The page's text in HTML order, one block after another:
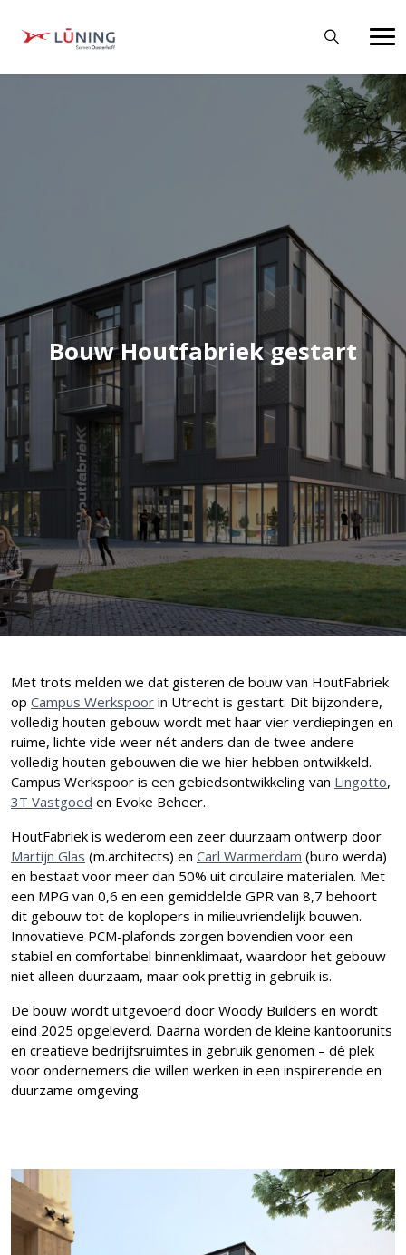
Bouw Houtfabriek gestart
Met trots melden we dat gisteren de bouw van HoutFabriek
op Campus Werkspoor in Utrecht is gestart. Dit bijzondere,
volledig houten gebouw wordt met haar vier verdiepingen en
ruime, lichte vide weer nét anders dan de twee andere
volledig houten gebouwen die we hier hebben ontwikkeld.
Campus Werkspoor is een gebiedsontwikkeling van Lingotto,
3T Vastgoed en Evoke Beheer.
HoutFabriek is wederom een zeer duurzaam ontwerp door
Martijn Glas (m.architects) en Carl Warmerdam (buro werda)
en bestaat voor meer dan 50% uit circulaire materialen. Met
een MPG van 0,6 en een gemiddelde GPR van 8,7 behoort
dit gebouw tot de koplopers in milieuvriendelijk bouwen.
Innovatieve PCM-plafonds zorgen bovendien voor een
stabiel en comfortabel binnenklimaat, waardoor het gebouw
niet alleen duurzaam, maar ook prettig in gebruik is.
De bouw wordt uitgevoerd door Woody Builders en wordt
eind 2025 opgeleverd. Daarna worden de kleine kantoorunits
en creatieve bedrijfsruimtes in gebruik genomen – dé plek
voor ondernemers die willen werken in een inspirerende en
duurzame omgeving.